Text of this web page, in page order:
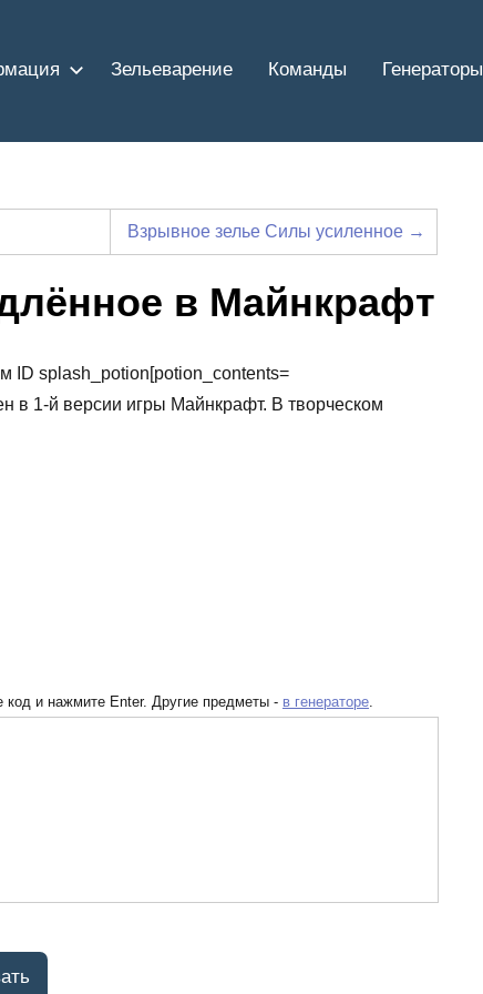
Зельеварение Команды Генераторы
Взрывное зелье Силы усиленное →
в Майнкрафт
ID splash_potion[potion_contents=
в 1-й версии игры Майнкрафт. В творческом
и нажмите Enter. Другие предметы - в генераторе